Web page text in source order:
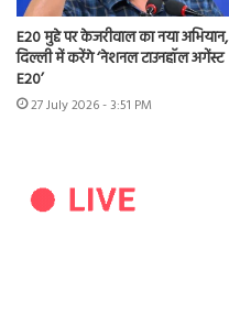
E20 मुद्दे पर केजरीवाल का नया अभियान,
दिल्ली में करेंगे ‘नेशनल टाउनहॉल अगेंस्ट
E20’
27 July 2026 - 3:51 PM